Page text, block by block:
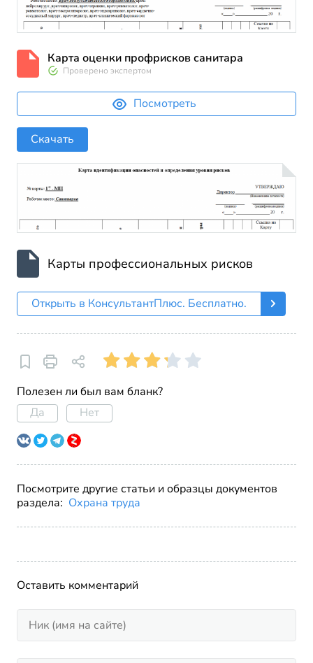
Карта оценки профрисков санитара
Проверено экспертом
Посмотреть
Скачать
Карты профессиональных рисков
Открыть в КонсультантПлюс. Бесплатно.
Полезен ли был вам бланк?
Да
Нет
Посмотрите другие статьи и образцы документов
раздела: Охрана труда
Оставить комментарий